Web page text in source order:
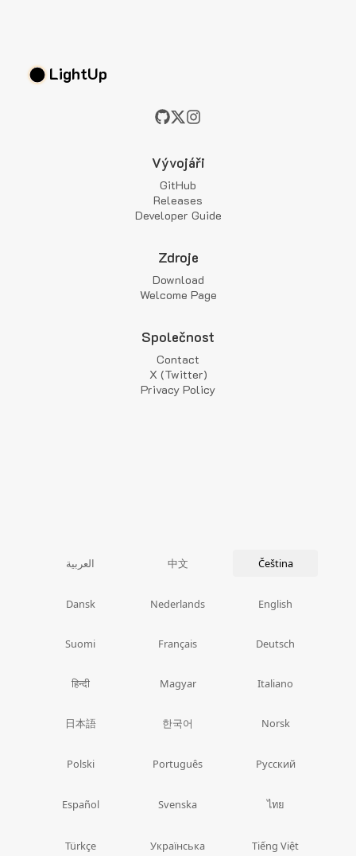
LightUp
Vývojáři
GitHub
Releases
Developer Guide
Zdroje
Download
Welcome Page
Společnost
Contact
X (Twitter)
Privacy Policy
العربية 中文 Čeština
Dansk Nederlands English
Suomi Français Deutsch
हिन्दी Magyar Italiano
日本語 한국어 Norsk
Polski Português Русский
Español Svenska ไทย
Türkçe Українська Tiếng Việt